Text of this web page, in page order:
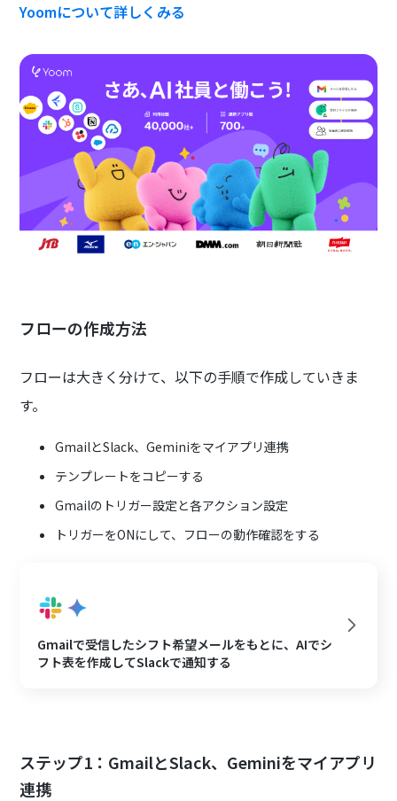
Yoomについて詳しくみる
フローの作成方法
フローは大きく分けて、以下の手順で作成していきま
す。
GmailとSlack、Geminiをマイアプリ連携
テンプレートをコピーする
Gmailのトリガー設定と各アクション設定
トリガーをONにして、フローの動作確認をする
Gmailで受信したシフト希望メールをもとに、AIでシ
フト表を作成してSlackで通知する
ステップ1：GmailとSlack、Geminiをマイアプリ
連携